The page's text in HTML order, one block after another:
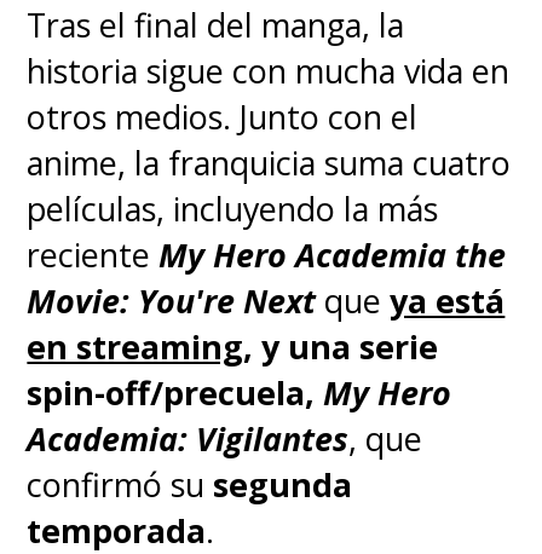
Tras el final del manga, la
historia sigue con mucha vida en
otros medios. Junto con el
anime, la franquicia suma cuatro
películas, incluyendo la más
recienteMy Hero Academia the
Movie: You're Nextqueya está
en streaming, y una serie
spin-off/precuela,My Hero
Academia: Vigilantes, que
confirmó su segunda
temporada.